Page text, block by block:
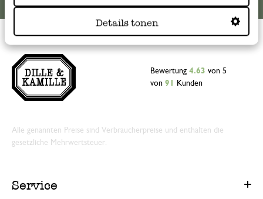
Details tonen
Bewertung 4.63 von 5
von 91 Kunden
Alle genannten Preise sind Verbraucherpreise und enthalten die
gesetzliche Mehrwertsteuer.
Service